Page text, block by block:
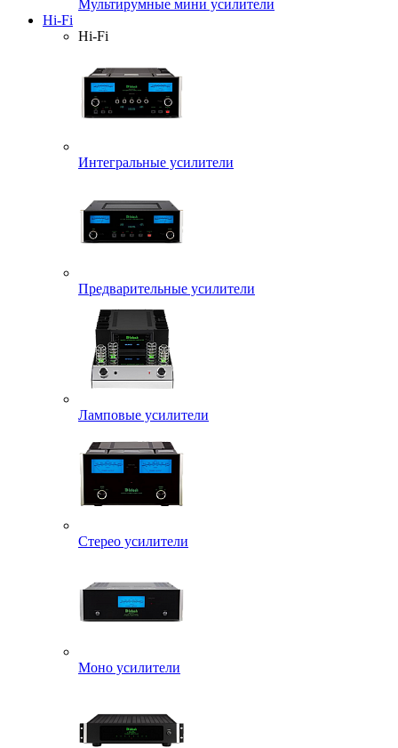
Мультирумные мини усилители
Hi-Fi
Hi-Fi
Интегральные усилители
Предварительные усилители
Ламповые усилители
Стерео усилители
Моно усилители